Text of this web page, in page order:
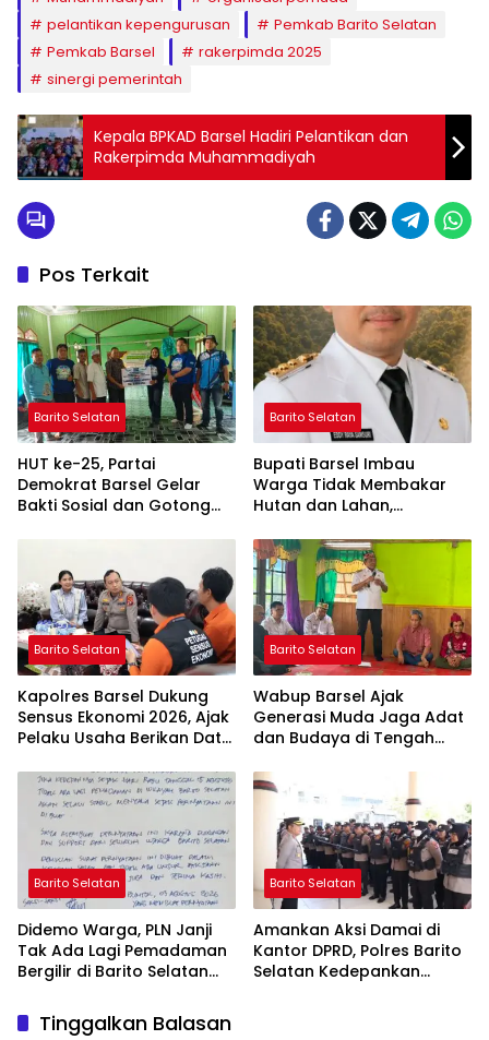
pelantikan kepengurusan
Pemkab Barito Selatan
Pemkab Barsel
rakerpimda 2025
sinergi pemerintah
Kepala BPKAD Barsel Hadiri Pelantikan dan
Rakerpimda Muhammadiyah
Pos Terkait
Barito Selatan
HUT ke-25, Partai
Demokrat Barsel Gelar
Bakti Sosial dan Gotong
Ashfiya
Barito Selatan
Bupati Barsel Imbau
Warga Tidak Membakar
Hutan dan Lahan,
Bebas Kabut Asap
Barito Selatan
Kapolres Barsel Dukung
Sensus Ekonomi 2026, Ajak
Pelaku Usaha Berikan Data
Barito Selatan
Wabup Barsel Ajak
Generasi Muda Jaga Adat
dan Budaya di Tengah
Barito Selatan
Didemo Warga, PLN Janji
Tak Ada Lagi Pemadaman
Bergilir di Barito Selatan
Barito Selatan
Amankan Aksi Damai di
Kantor DPRD, Polres Barito
Selatan Kedepankan
Tinggalkan Balasan